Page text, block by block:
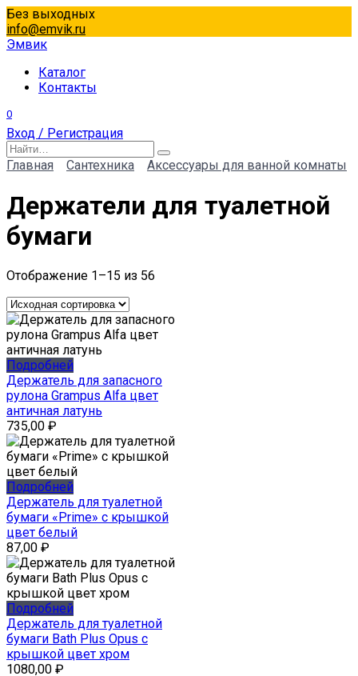
Перейти
к
содержанию
Без выходных
info@emvik.ru
Эмвик
Каталог
Контакты
0
Вход / Регистрация
Search
for:
Главная Сантехника Аксессуары для ванной комнаты
Держатели для туалетной
бумаги
Отображение 1–15 из 56
Подробней
Держатель для запасного
рулона Grampus Alfa цвет
античная латунь
735,00 ₽
Подробней
Держатель для туалетной
бумаги «Prime» с крышкой
цвет белый
87,00 ₽
Подробней
Держатель для туалетной
бумаги Bath Plus Opus с
крышкой цвет хром
1080,00 ₽